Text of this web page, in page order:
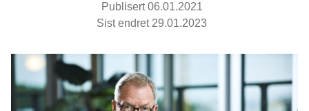
Publisert06.01.2021
Sist endret 29.01.2023